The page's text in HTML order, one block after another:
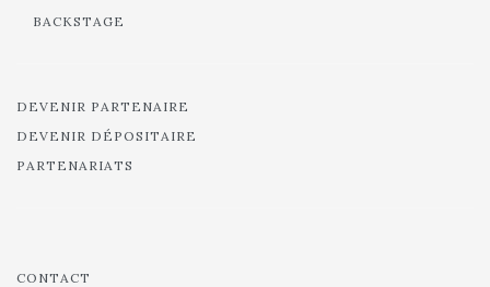
BACKSTAGE
DEVENIR PARTENAIRE
DEVENIR DÉPOSITAIRE
PARTENARIATS
CONTACT